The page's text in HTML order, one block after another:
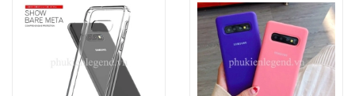
hãng SamSung